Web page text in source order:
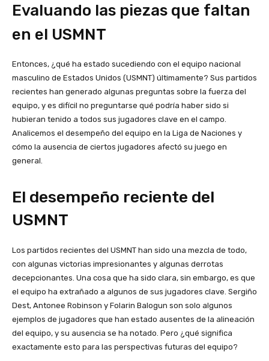
Evaluando las piezas que faltan
en el USMNT
Entonces, ¿qué ha estado sucediendo con el equipo nacional
masculino de Estados Unidos (USMNT) últimamente? Sus partidos
recientes han generado algunas preguntas sobre la fuerza del
equipo, y es difícil no preguntarse qué podría haber sido si
hubieran tenido a todos sus jugadores clave en el campo.
Analicemos el desempeño del equipo en la Liga de Naciones y
cómo la ausencia de ciertos jugadores afectó su juego en
general.
El desempeño reciente del
USMNT
Los partidos recientes del USMNT han sido una mezcla de todo,
con algunas victorias impresionantes y algunas derrotas
decepcionantes. Una cosa que ha sido clara, sin embargo, es que
el equipo ha extrañado a algunos de sus jugadores clave. Sergiño
Dest, Antonee Robinson y Folarin Balogun son solo algunos
ejemplos de jugadores que han estado ausentes de la alineación
del equipo, y su ausencia se ha notado. Pero ¿qué significa
exactamente esto para las perspectivas futuras del equipo?